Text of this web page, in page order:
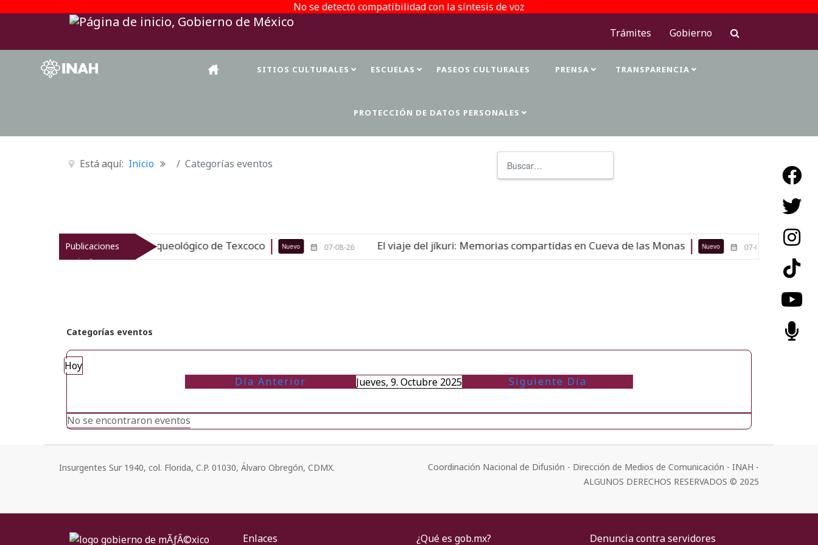
No se detectó compatibilidad con la síntesis de voz
Trámites
Gobierno
SITIOS CULTURALES ESCUELAS PASEOS CULTURALES PRENSA TRANSPARENCIA
PROTECCIÓN DE DATOS PERSONALES
Está aquí: Inicio Categorías eventos
Publicaciones
recientes
revitaliza el patrimonio arqueológico de Texcoco Nuevo 07-08-26 El viaje del jíkuri: Memorias compartidas en Cueva de las Monas Nuevo 07-08-26
Categorías eventos
Hoy
Día Anterior
Jueves, 9. Octubre 2025 Siguiente Día
No se encontraron eventos
Insurgentes Sur 1940, col. Florida, C.P. 01030, Álvaro Obregón, CDMX.
Coordinación Nacional de Difusión - Dirección de Medios de Comunicación - INAH -
ALGUNOS DERECHOS RESERVADOS © 2025
Enlaces ¿Qué es gob.mx?
Denuncia contra servidores